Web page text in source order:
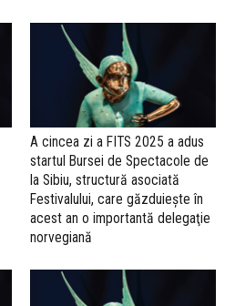
A cincea zi a FITS 2025 a adus
startul Bursei de Spectacole de
la Sibiu, structură asociată
Festivalului, care găzduieşte în
acest an o importantă delegaţie
norvegiană